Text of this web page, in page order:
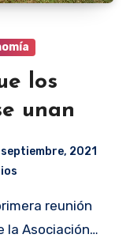
los
unan
septiembre, 2021
la Asociación…